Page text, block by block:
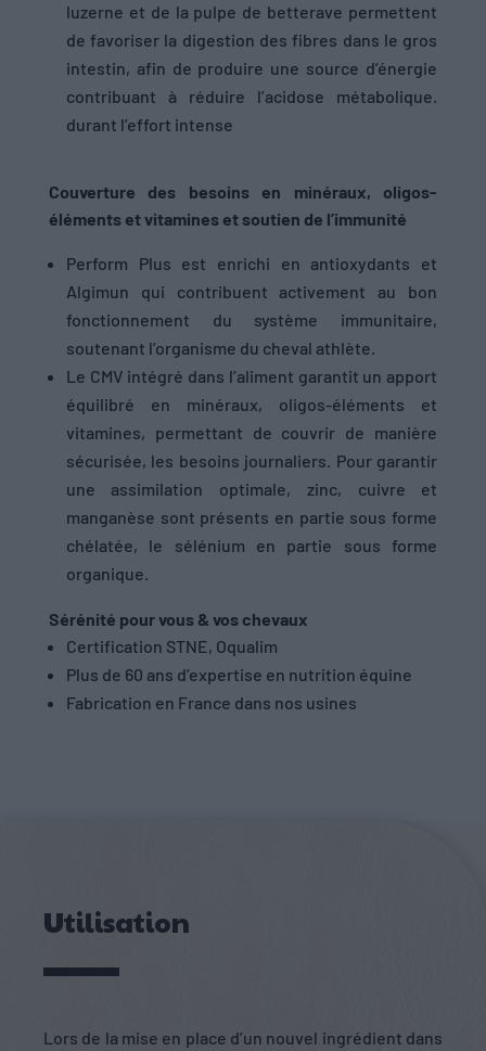
luzerne et de la pulpe de betterave permettent
de favoriser la digestion des fibres dans le gros
intestin, afin de produire une source d’énergie
contribuant à réduire l’acidose métabolique.
durant l’effort intense
Couverture des besoins en minéraux, oligos-
éléments et vitamines et soutien de l’immunité
Perform Plus est enrichi en antioxydants et
Algimun qui contribuent activement au bon
fonctionnement du système immunitaire,
soutenant l’organisme du cheval athlète.
Le CMV intégré dans l’aliment garantit un apport
équilibré en minéraux, oligos-éléments et
vitamines, permettant de couvrir de manière
sécurisée, les besoins journaliers. Pour garantir
une assimilation optimale, zinc, cuivre et
manganèse sont présents en partie sous forme
chélatée, le sélénium en partie sous forme
organique.
Sérénité pour vous & vos chevaux
Certification STNE, Oqualim
Plus de 60 ans d’expertise en nutrition équine
Fabrication en France dans nos usines
Utilisation
Lors de la mise en place d’un nouvel ingrédient dans